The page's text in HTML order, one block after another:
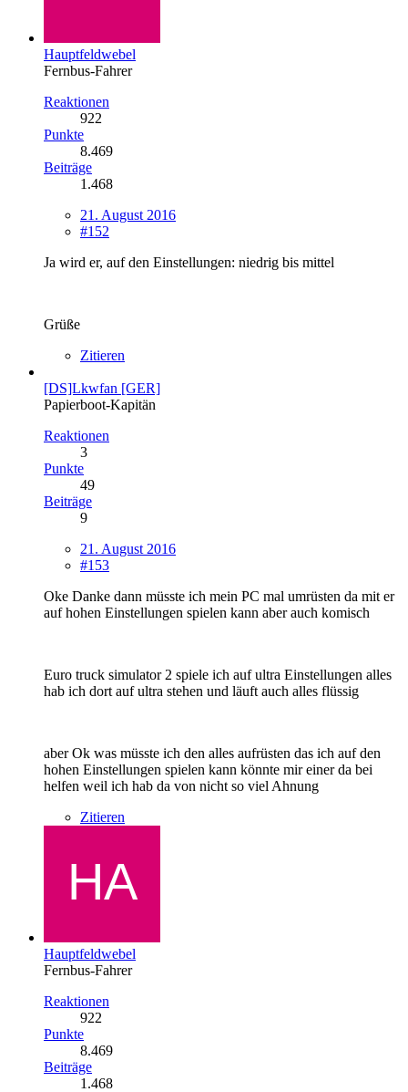
Hauptfeldwebel
Fernbus-Fahrer
Reaktionen
922
Punkte
8.469
Beiträge
1.468
21. August 2016
#152
Ja wird er, auf den Einstellungen: niedrig bis mittel
Grüße
Zitieren
[DS]Lkwfan [GER]
Papierboot-Kapitän
Reaktionen
3
Punkte
49
Beiträge
9
21. August 2016
#153
Oke Danke dann müsste ich mein PC mal umrüsten da mit er
auf hohen Einstellungen spielen kann aber auch komisch
Euro truck simulator 2 spiele ich auf ultra Einstellungen alles
hab ich dort auf ultra stehen und läuft auch alles flüssig
aber Ok was müsste ich den alles aufrüsten das ich auf den
hohen Einstellungen spielen kann könnte mir einer da bei
helfen weil ich hab da von nicht so viel Ahnung
Zitieren
Hauptfeldwebel
Fernbus-Fahrer
Reaktionen
922
Punkte
8.469
Beiträge
1.468